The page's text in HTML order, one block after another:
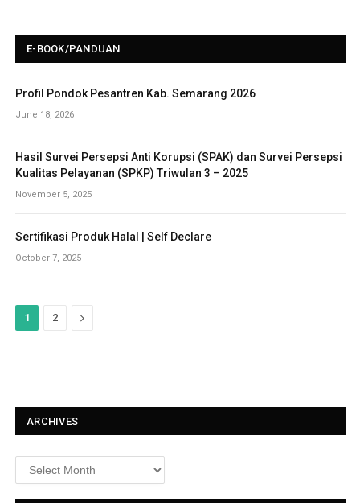
E-BOOK/PANDUAN
Profil Pondok Pesantren Kab. Semarang 2026
June 18, 2026
Hasil Survei Persepsi Anti Korupsi (SPAK) dan Survei Persepsi
Kualitas Pelayanan (SPKP) Triwulan 3 – 2025
November 5, 2025
Sertifikasi Produk Halal | Self Declare
October 7, 2025
1 2
N
ARCHIVES